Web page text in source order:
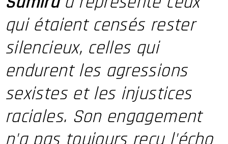
qui étaient censés rester
silencieux, celles qui
endurent les agressions
sexistes et les injustices
raciales. Son engagement